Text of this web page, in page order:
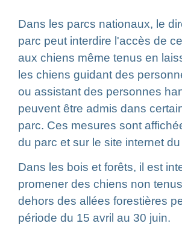
Dans les parcs nationaux, le
parc peut interdire l'accès de
aux chiens même tenus en
les chiens guidant des
ou assistant des personnes
peuvent être admis dans
parc. Ces mesures sont
du parc et sur le site internet
Dans les bois et forêts, il est
promener des chiens non
dehors des allées forestières
période du 15 avril au 30 juin.